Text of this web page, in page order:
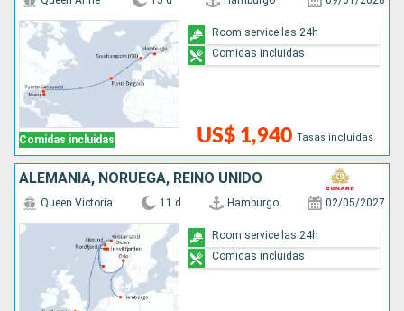
Comidas incluidas US$ 1,940 Tasas incluidas
Room service las 24h
Comidas incluidas
ALEMANIA, NORUEGA, REINO UNIDO
Queen Victoria 11 d Hamburgo 02/05/2027
Room service las 24h
Comidas incluidas